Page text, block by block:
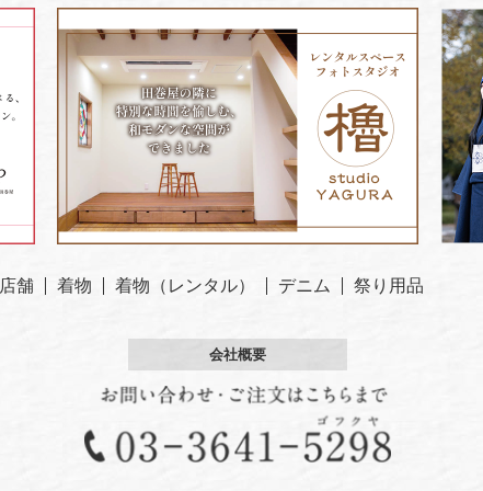
店舗 着物 着物（レンタル） デニム 祭り用品
会社概要